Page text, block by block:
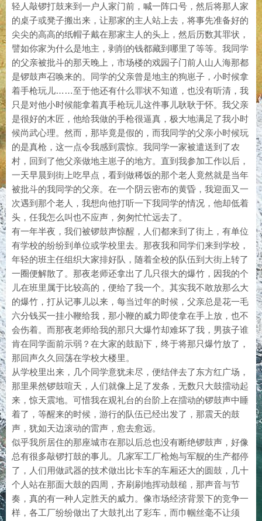
轻人敲锣打鼓来到一户人家门前，喊一阵口号，然后将那人家
的桌子或凳子搬出来，让那家的主人站上去，将事先准备好的
尖尖的高高的纸帽子戴在那家主人的头上，然后历数其罪状，
譬如你家为什么是地主，剥削的钱都藏到哪里了等等。我同学
的父亲被批斗的那天晚上，市场楼的戏园子门前人山人海那都
是锣鼓声召唤来的。同学的父亲曾是地主的狗崽子，小时候拿
着手枪玩儿……至于他还有什么罪状不知道，也没有听清，我
只是对他小时候能拿着真手枪玩儿这件事儿耿耿于怀。我父亲
是很好的木匠，他给我做的手枪很逼真，极大地满足了我小时
候尚武心理。然而，那毕竟是假的，而我同学的父亲小时候玩
的是真枪，这一点令我感到震惊。我同学一家被遣送到了农
村，回到了他父亲做地主崽子的地方。直到我参加工作以后，
一天早晨到街上吃早点，看到做稀饭的那个老人竟然就是当年
被批斗的我同学的父亲。在一个阴云密布的黄昏，我迎面又一
次遇到那个老人，我想向他打听一下我同学的情况，他却低着
头，任我怎么叫也不应声，匆匆忙忙远去了。
有一年半夜，我们被锣鼓声惊醒，人们都来到了街上，有单位
有学校的纷纷到单位或学校里去。那夜我和同学们来到学校，
年轻的班主任组织大家排好队，随着全校的队伍到大街上转了
一圈便解散了。那夜老师还拿出了几只很大的爆竹，因我的个
儿在班里属于比较高的，便给了我一个。其实我不敢放那么大
的爆竹，打从记事儿以来，每当过年的时候，父亲总是花一毛
六分钱买一挂小鞭给我，那小鞭的威力即使拿在手上放，也不
会伤着。而那夜老师给我的那只大爆竹却难坏了我，男孩子谁
肯在同学面前示弱？在大家的鼓励下，终于将那只爆竹放了，
那回声久久回荡在学校大楼里。
从学校里出来，几个同学意犹未尽，便结伴去了东方红广场，
那里果然锣鼓喧天，人们就像上足了发条，无数只大鼓擂动起
来，惊天震地。可惜我在观礼台的台阶上在擂动的锣鼓声中睡
着了，等醒来的时候，游行的队伍已经出发了，那震天的鼓
声，犹如天边滚动的雷声，愈去愈远。
似乎我所居住的那座城市在那以后总也没有断绝锣鼓声，好像
总有很多敲锣打鼓的事儿。几家军工厂枪炮与军舰的生产都停
了，人们用做武器的技术做出比卡车的车厢还大的圆鼓，几十
个人站在那面大鼓的四周，齐刷刷地挥动鼓槌，那声音与节
奏，真的有一种人定胜天的威力。像市场经济背景下的竞争一
样，各工厂纷纷做出了大鼓扎出了彩车，而巾帼丝毫不让须